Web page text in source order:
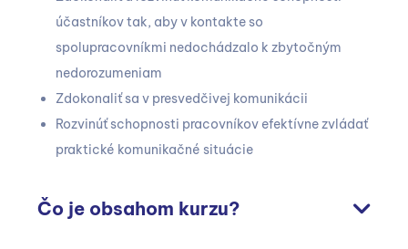
účastníkov tak, aby v kontakte so
spolupracovníkmi nedochádzalo k zbytočným
nedorozumeniam
Zdokonaliť sa v presvedčivej komunikácii
Rozvinúť schopnosti pracovníkov efektívne zvládať
praktické komunikačné situácie
Čo je obsahom kurzu?